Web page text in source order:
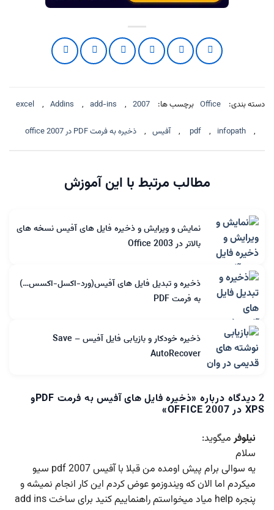
دسته بندی: Office برچسب ها: 2007
,
add-ins
,
Addins
,
excel
,
infopath
,
pdf
, آفیس , ذخیره به فرمت PDF در office 2007
مطالب مرتبط با این آموزش
نمایش و ویرایش و ذخیره فایل های آفیس نسخه های
بالاتر در Office 2003
ذخیره و تبدیل فایل های آفیس(ورد-اکسل-اکسس…)
به فرمت PDF
ذخیره خودکار و بازیابی فایل آفیس – Save
AutoRecover
2 دیدگاه درباره « ذخیره فایل های آفیس به فرمت PDFو
XPS در OFFICE 2007
»
نیلوفر میگوید:
سلام
یه سوالی برام پیش اومده من قبلا با آفیس 2007 pdf سیو
میکردم اما الان که ویندوزمو عوض کردم این کار انجام نمیشه و
پنجره help میاد میخواستم راهنماییم کنید برای ساخت add ins